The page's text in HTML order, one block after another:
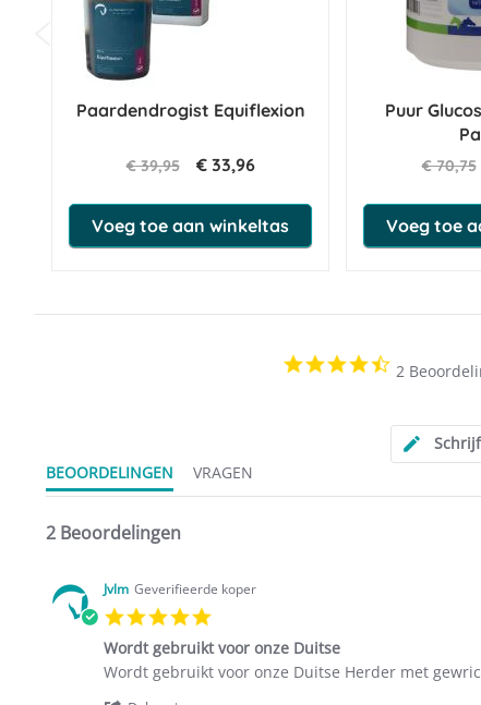
Paardendrogist Equiflexion
€ 39,95 € 33,96
Voeg toe aan winkeltas
Puur
€ 70,75
Voeg toe
4.5
star
2
BEOORDELINGEN
VRAGEN
2 Beoordelingen
Jvlm Geverifieerde koper
rating
Wordt gebruikt voor onze Duitse
Review
review
Wordt gebruikt voor onze Duitse Herder met